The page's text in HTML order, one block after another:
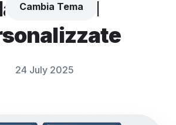
Cambia Tema
24 July 2025